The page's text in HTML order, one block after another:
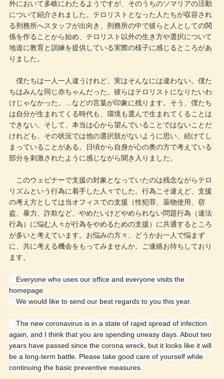
外において多岐にわたるようですが、そのうちのソマリアの活動
について紹介されました。テロリストとなった人たちが収容され
る刑務所へスタッフが出向き、刑務所の中で彼らと人としての関
係を作ることから始め、テロリスト以外の生き方や選択について
地道に教育と訓練を提供している実際の様子に感じるところがあ
りました。
僕たちは一人一人違うけれど、実はそんなには違わない。僕た
ちはみんな同じ赤ちゃんだった。彼らはテロリストになりたいわ
けじゃなかった。…などの言葉が印象に残ります。そう、僕たち
は自分が生まれてくる時代も、環境も選んで生まれてくることは
できない。そして、本当は心から望んでいることではないことだ
けれども、その状況では他の選択肢がないように思い、続けてし
まっていることがある。日頃から自身が心の奥の方で考えている
部分を刺激されたように感じながら聞き入りました。
このウェビナーで支援の対象となっていたのは残念ながらテロ
リズムという行為に着手した人々でした。行為こそ違えど、支援
の考え方としては当オフィスでの支援（性犯罪、薬物使用、窃
盗、暴力、詐欺など、やめたいけどやめられない問題行為（違法
行為）に悩む人々が行為をやめるための支援）に共通するところ
が多いと考えています。お悩みの方々、どうかお一人で悩まず
に、共に考える機会をもってみませんか。ご連絡お待ちしており
ます。
Everyone who uses our office and everyone visits the
homepage
We would like to send our best regards to you this year.
The new coronavirus is in a state of rapid spread of infection
again, and I think that you are spending uneasy days. About two
years have passed since the corona wreck, but it looks like it will
be a long-term battle. Please take good care of yourself while
continuing the basic preventive measures.